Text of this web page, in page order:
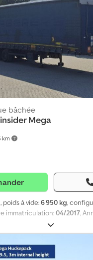
m³, premier essieu : ,
, suspension autonivelante,
toit coulissant, 1 prise à 15
anti-éclaboussures, toit
de rideaux. Vous
disponibles sur notre site
? Nous proposons
des contrats de
Nous serons
Dsdpfxozkchio Aa
km
bâchée
Mega
, poids à vide:6 950 kg,
immatriculation:04/2017,
, Poids à vide : 6 950 kg.
présentation de tous les
avez besoin d’un
de financement